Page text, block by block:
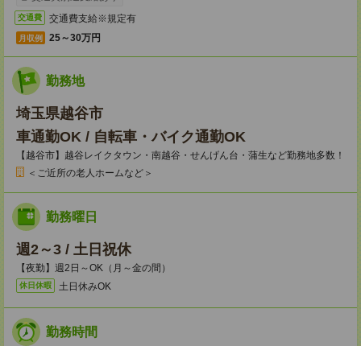
交通費 交通費支給※規定有
月収例 25～30万円
勤務地
埼玉県越谷市
車通勤OK / 自転車・バイク通勤OK
【越谷市】越谷レイクタウン・南越谷・せんげん台・蒲生など勤務地多数！
＜ご近所の老人ホームなど＞
勤務曜日
週2～3 / 土日祝休
【夜勤】週2日～OK（月～金の間）
休日休暇 土日休みOK
勤務時間